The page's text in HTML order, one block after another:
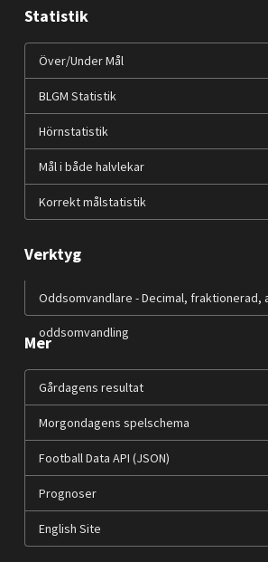
Statistik
Över/Under Mål
BLGM Statistik
Hörnstatistik
Mål i både halvlekar
Korrekt målstatistik
Verktyg
Oddsomvandlare - Decimal, fraktionerad,
oddsomvandling
Mer
Gårdagens resultat
Morgondagens spelschema
Football Data API (JSON)
Prognoser
English Site